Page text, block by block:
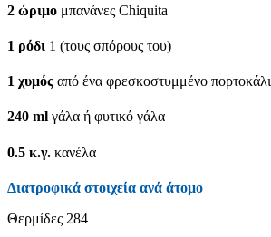
2 ώριμο μπανάνες Chiquita
1 ρόδι 1 (τους σπόρους του)
1 χυμός από ένα φρεσκοστυμμένο πορτοκάλι
240 ml γάλα ή φυτικό γάλα
0.5 κ.γ. κανέλα
Διατροφικά στοιχεία ανά άτομο
Θερμίδες 284